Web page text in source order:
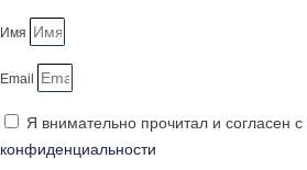
Имя
Email
Я внимательно прочитал и согласен с
конфиденциальности